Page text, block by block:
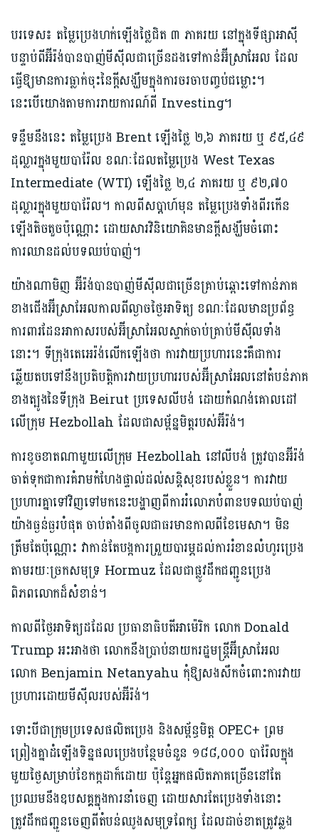
បរទេស៖ តម្លៃប្រេងហក់ឡើងថ្លៃជិត ៣ ភាគរយ នៅក្នុងទីផ្សាអាស៊ី
បន្ទាប់ពីអ៊ីរ៉ង់បានបាញ់មីស៊ីលជាច្រើនដងទៅកាន់អ៊ីស្រាអែល ដែល
ធ្វើឱ្យមានការធ្លាក់ចុះនៃក្តីសង្ឃឹមក្នុងការចរចាបញ្ចប់ជម្លោះ។
នេះបើយោងតាមការរាយការណ៍ពី Investing។
ទន្ទឹមនឹងនេះ តម្លៃប្រេង Brent ឡើងថ្លៃ ២,៦ ភាគរយ ឬ ៩៥,៤៩
ដុល្លារក្នុងមួយបារ៉ែល ខណៈដែលតម្លៃប្រេង West Texas
Intermediate (WTI) ឡើងថ្លៃ ២,៤ ភាគរយ ឬ ៩២,៧០
ដុល្លារក្នុងមួយបារ៉ែល។ កាលពីសប្តាហ៍មុន តម្លៃប្រេងទាំងពីរកើន
ឡើងតិចតួចប៉ុណ្ណោះ ដោយសារវិនិយោគិនមានក្តីសង្ឃឹមចំពោះ
ការឈានដល់បទឈប់បាញ់។
យ៉ាងណាមិញ អ៊ីរ៉ង់​បាន​បាញ់​មីស៊ីល​ជាច្រើន​គ្រាប់​ឆ្ពោះ​ទៅ​កាន់​ភាគ​
ខាងជើង​អ៊ីស្រាអែល​កាលពី​ល្ងាច​ថ្ងៃ​អាទិត្យ ខណៈដែល​មាន​ប្រព័ន្ធ​
ការពារ​ដែនអាកាស​របស់​អ៊ីស្រាអែល​ស្ទាក់​ចាប់​គ្រាប់​មីស៊ីលទាំង
នោះ។ ទីក្រុងតេអេរ៉ង់លើកឡើងថា ការវាយប្រហារនេះគឺជាការ
ឆ្លើយតបទៅនឹងប្រតិបត្តិការវាយប្រហាររបស់អ៊ីស្រាអែលនៅតំបន់ភាគ
ខាងត្បូងនៃទីក្រុង Beirut ប្រទេសលីបង់ ដោយកំណង់គោលដៅ
លើក្រុម Hezbollah ដែលជាសម្ព័ន្នមិត្តរបស់អ៊ីរ៉ង់។
ការខូចខាតណាមួយលើក្រុម Hezbollah នៅលីបង់ ត្រូវបានអ៊ីរ៉ង់
ចាត់ទុកជាការគំរាមកំហែងផ្ទាល់ដល់សន្តិសុខរបស់ខ្លួន។ ការវាយ
ប្រហារគ្នាទៅវិញទៅមកនេះបង្ហាញពីការរំលោភបំពានបទឈប់បាញ់
យ៉ាងធ្ងន់ធ្ងរបំផុត ចាប់តាំងពីចូលជាធរមានកាលពីខែមេសា។ មិន
ត្រឹមតែប៉ុណ្ណោះ វាកាន់តែបង្កការព្រួយបារម្ភដល់ការរំខានលំហូរប្រេង
តាមរយៈច្រកសមុទ្រ Hormuz ដែលជាផ្លូវដឹកជញ្ជូនប្រេង
ពិភពលោកដ៏សំខាន់។
កាលពីថ្ងៃអាទិត្យដដែល ប្រធានាធិបតីអាម៉េរិក លោក Donald
Trump អះអាងថា លោកនឹងប្រាប់នាយករដ្ឋមន្ត្រីអ៊ីស្រាអែល
លោក Benjamin Netanyahu កុំឱ្យសងសឹកចំពោះការវាយ
ប្រហារដោយមីស៊ីលរបស់អ៊ីរ៉ង់។
ទោះបីជាក្រុមប្រទេសផលិតប្រេង និងសម្ព័ន្ធមិត្ត OPEC+ ព្រម
ព្រៀងគ្នាដំឡើងទិន្នផលប្រេងបន្ថែមចំនួន ១៨៨,០០០ បារ៉ែលក្នុង
មួយថ្ងៃសម្រាប់ខែកក្កដាក៏ដោយ ប៉ុន្តែអ្នកផលិតភាគច្រើននៅតែ
ប្រឈមនឹងឧបសគ្គក្នុងការនាំចេញ ដោយសារតែប្រេងទាំងនោះ
ត្រូវដឹកជញ្ជូនចេញពីតំបន់ឈូងសមុទ្រពែក្ស ដែលដាច់ខាតត្រូវឆ្លង